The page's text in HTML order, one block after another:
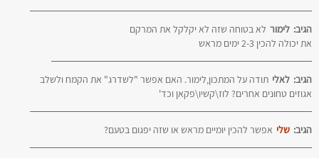
לימור הגיב:
לא בטוחה שזה לא יקלקל את המרקם
את יכולה להכין 2-3 ימים מראש
לאלי הגיב:
תודה על המתכון,לימור. האם אפשר "לשדרג" את הקמח ולשלב
אגוזים טחונים אחרים? לוז\קשיו\פקאן וכד'
שלי הגיב: אפשר להכין יומיים מראש או שזה יפגום בטעם?